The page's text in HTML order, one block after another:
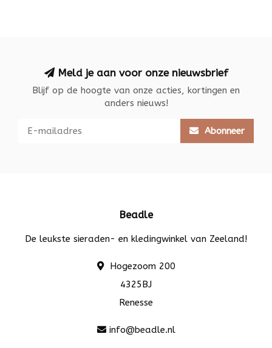
Meld je aan voor onze nieuwsbrief
Blijf op de hoogte van onze acties, kortingen en
anders nieuws!
Abonneer
Beadle
De leukste sieraden- en kledingwinkel van Zeeland!
Hogezoom 200
4325BJ
Renesse
info@beadle.nl